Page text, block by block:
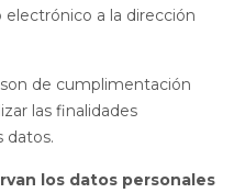
a la dirección
de cumplimentación
las finalidades
datos.
los datos personales